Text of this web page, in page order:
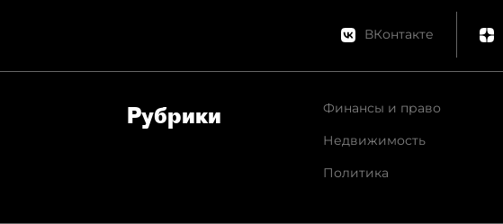
ВКонтакте
Рубрики
Финансы и право
Недвижимость
Политика